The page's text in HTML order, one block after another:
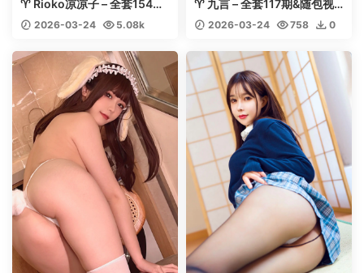
美女专辑套图视频
♈ Rioko凉凉子 – 全套154期
&随包视频【77G-2026.3】
2026-03-24
5.08k
美女专辑套图视频
♈ 九言 – 全套117期&随包视
频【42.7G-2026.3】 – 【丽
2026-03-24 758 0